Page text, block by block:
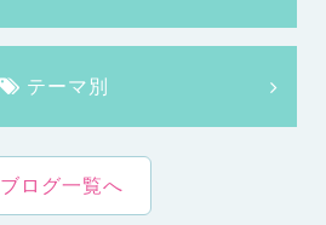
テーマ別
ブログ一覧へ